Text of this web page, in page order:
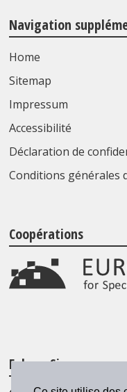
Navigation
Home
Sitemap
Impressum
Accessibilité
Déclaration de
Conditions générales
Coopérations
Folgen Sie uns